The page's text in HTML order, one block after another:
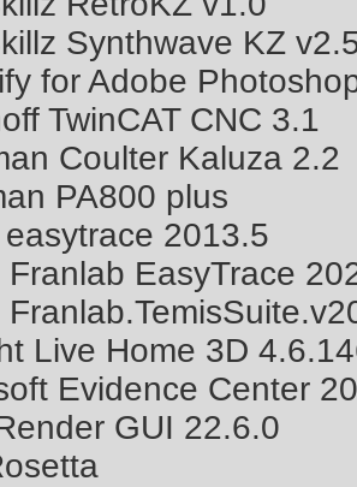
Synthwave KZ
for Adobe
TwinCAT CNC 3.1
Coulter Kaluza 2.2
PA800 plus
2013.5
Franlab EasyTrace
Live Home 3D
Evidence Center
GUI 22.6.0